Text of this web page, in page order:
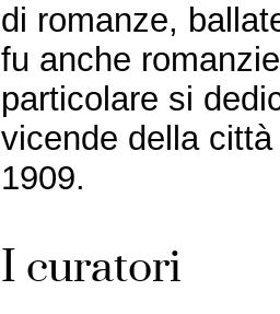
di romanze,
fu anche
particolare si
vicende della
1909.
I curatori